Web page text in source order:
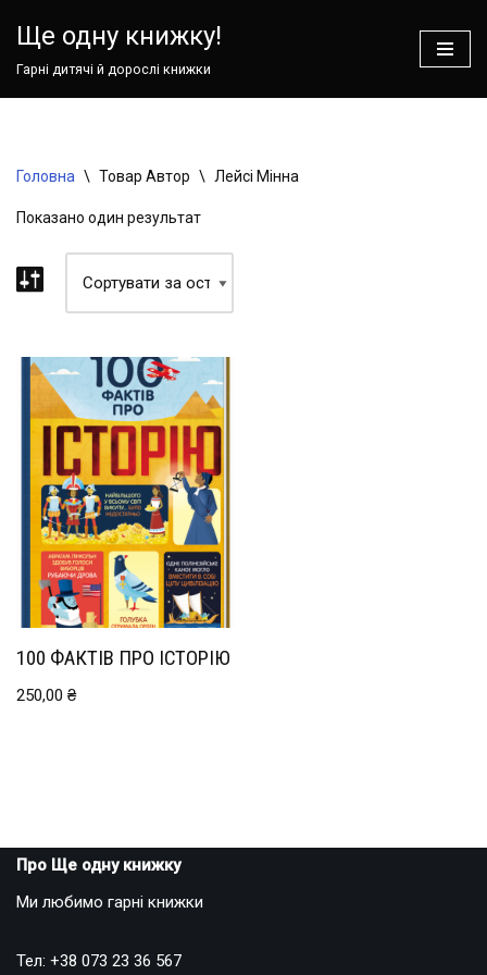
Ще одну книжку!
Гарні дитячі й дорослі книжки
Головна \ Товар Автор \ Лейсі Мінна
Показано один результат
100 ФАКТІВ ПРО ІСТОРІЮ
250,00 ₴
Про Ще одну книжку
Ми любимо гарні книжки
Тел: +38 073 23 36 567